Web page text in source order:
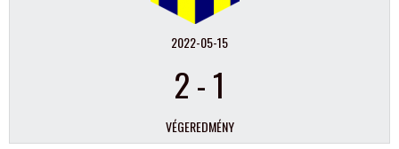
2022-05-15
2-1
VÉGEREDMÉNY